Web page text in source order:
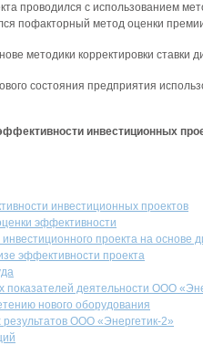
проводился с использованием
пофакторный метод оценки
методики корректировки ставки
состояния предприятия
инвестиционных
инвестиционных проектов
эффективности
проекта на основе
эффективности проекта
показателей деятельности ООО
нового оборудования
ООО «Энергетик-2»